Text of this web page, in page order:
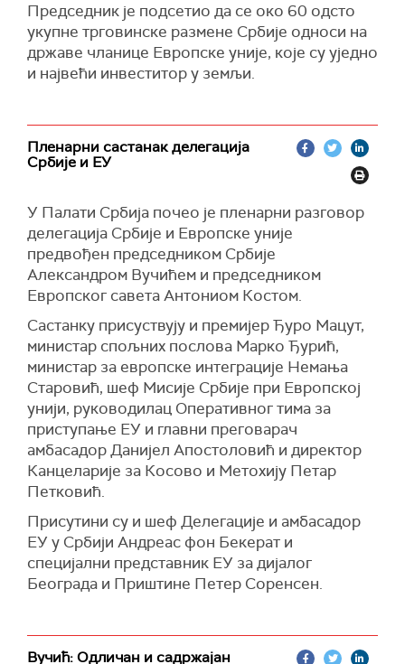
Председник је подсетио да се око 60 одсто
укупне трговинске размене Србије односи на
државе чланице Европске уније, које су уједно
и највећи инвеститор у земљи.
Пленарни састанак делегација
Србије и ЕУ
У Палати Србија почео је пленарни разговор
делегација Србије и Европске уније
предвођен председником Србије
Александром Вучићем и председником
Европског савета Антониом Костом.
Састанку присуствују и премијер Ђуро Мацут,
министар спољних послова Марко Ђурић,
министар за европске интеграције Немања
Старовић, шеф Мисије Србије при Европској
унији, руководилац Оперативног тима за
приступање ЕУ и главни преговарач
амбасадор Данијел Апостоловић и директор
Канцеларије за Косово и Метохију Петар
Петковић.
Присутини су и шеф Делегације и амбасадор
ЕУ у Србији Андреас фон Бекерат и
специјални представник ЕУ за дијалог
Београда и Приштине Петер Соренсен.
Вучић: Одличан и садржајан